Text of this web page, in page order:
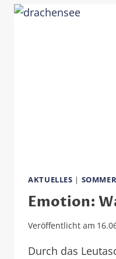
AKTUELLES | SOMMER
Emotion:
Veröffentlicht am
Durch das